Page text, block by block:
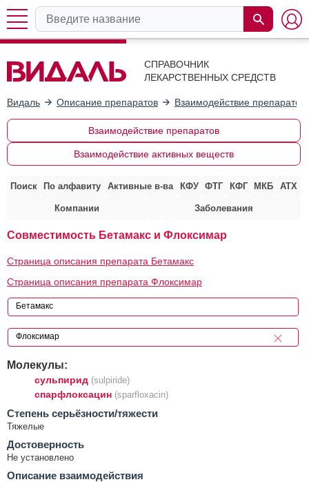
СПРАВОЧНИК
ЛЕКАРСТВЕННЫХ СРЕДСТВ
Видаль Описание препаратов Взаимодействие препаратов
Взаимодействие препаратов
Взаимодействие активных веществ
Поиск По алфавиту Активные в-ва КФУ ФТГ КФГ МКБ АТХ
Компании Заболевания
Совместимость Бетамакс и Флоксимар
Страница описания препарата Бетамакс
Страница описания препарата Флоксимар
Молекулы:
сульпирид (sulpiride)
спарфлоксацин (sparfloxacin)
Cтепень серьёзности/тяжести
Тяжелые
Достоверность
Не установлено
Описание взаимодействия